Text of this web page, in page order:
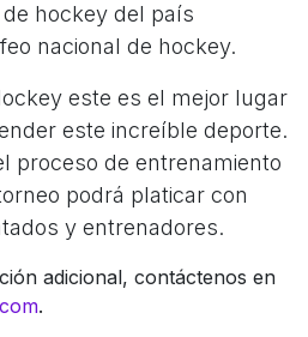
hockey del país
nacional de hockey.
este es el mejor lugar
este increíble deporte.
proceso de entrenamiento
podrá platicar con
y entrenadores.
adicional, contáctenos en
.